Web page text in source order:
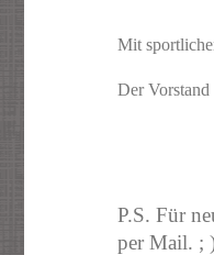
Mit
Der Vorstand
P.S. Für
per Mail. ;